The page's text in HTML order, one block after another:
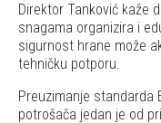
Direktor Tanković kaže
snagama organizira i
sigurnost hrane može
tehničku potporu.
Preuzimanje standarda
potrošača jedan je od